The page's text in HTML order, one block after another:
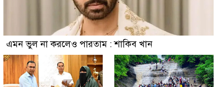
এমন ভুল না করলেও পারতাম : শাকিব খান